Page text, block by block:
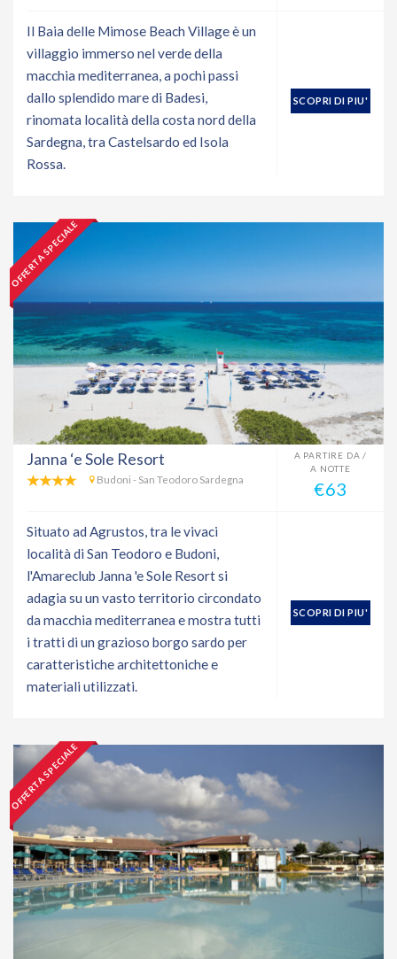
Il Baia delle Mimose Beach Village è un
villaggio immerso nel verde della
macchia mediterranea, a pochi passi
dallo splendido mare di Badesi,
rinomata località della costa nord della
Sardegna, tra Castelsardo ed Isola
Rossa.
SCOPRI DI PIU'
OFFERTA SPECIALE
Janna ‘e Sole Resort
Budoni - San Teodoro Sardegna
A PARTIRE DA /
A NOTTE
€63
Situato ad Agrustos, tra le vivaci
località di San Teodoro e Budoni,
l'Amareclub Janna 'e Sole Resort si
adagia su un vasto territorio circondato
da macchia mediterranea e mostra tutti
i tratti di un grazioso borgo sardo per
caratteristiche architettoniche e
materiali utilizzati.
SCOPRI DI PIU'
OFFERTA SPECIALE